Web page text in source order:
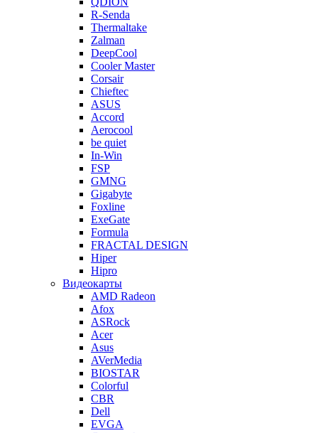
R-Senda
Thermaltake
Zalman
DeepCool
Cooler Master
Corsair
Chieftec
ASUS
Accord
Aerocool
be quiet
In-Win
FSP
GMNG
Gigabyte
Foxline
ExeGate
Formula
FRACTAL DESIGN
Hiper
Hipro
Видеокарты
AMD Radeon
Afox
ASRock
Acer
Asus
AVerMedia
BIOSTAR
Colorful
CBR
Dell
EVGA